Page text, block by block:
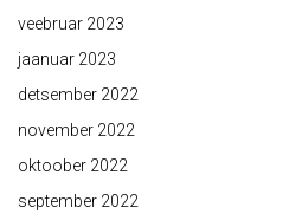
veebruar 2023
jaanuar 2023
detsember 2022
november 2022
oktoober 2022
september 2022